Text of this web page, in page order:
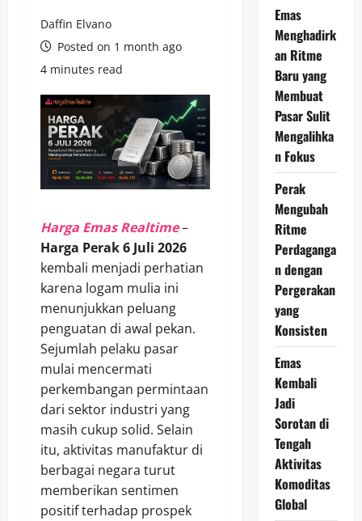
Daffin Elvano
Posted on 1 month ago
4 minutes read
Harga Emas Realtime–
Harga Perak 6 Juli 2026
kembali menjadi perhatian
karena logam mulia ini
menunjukkan peluang
penguatan di awal pekan.
Sejumlah pelaku pasar
mulai mencermati
perkembangan permintaan
dari sektor industri yang
masih cukup solid. Selain
itu, aktivitas manufaktur di
berbagai negara turut
memberikan sentimen
positif terhadap prospek
Emas
Menghadirk
an Ritme
Baru yang
Membuat
Pasar Sulit
Mengalihka
n Fokus
Perak
Mengubah
Ritme
Perdaganga
n dengan
Pergerakan
yang
Konsisten
Emas
Kembali
Jadi
Sorotan di
Tengah
Aktivitas
Komoditas
Global